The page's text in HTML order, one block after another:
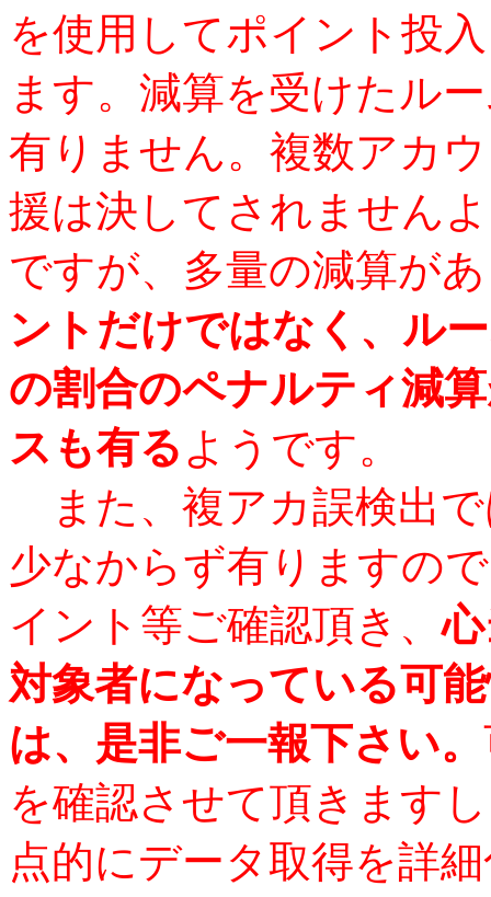
を使用してポイント投
ます。減算を受けたル
有りません。複数アカ
援は決してされません
ですが、多量の減算が
ントだけではなく、ル
の割合のペナルティ減
スも有る ようです。
また、複アカ誤検出
少なからず有りますの
イント等ご確認頂き、
対象者になっている可
は、是非ご一報下さい。
を確認させて頂きます
点的にデータ取得を詳